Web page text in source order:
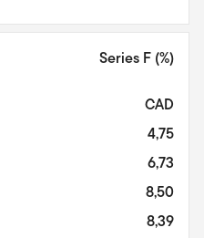
Series F (%)
CAD
4,75
6,73
8,50
8,39